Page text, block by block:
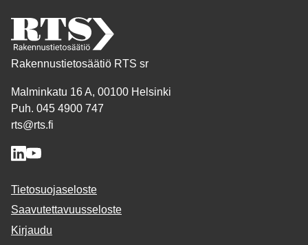
Rakennustietosäätiö RTS sr
Malminkatu 16 A, 00100 Helsinki
Puh. 045 4900 747
rts@rts.fi
Tietosuojaseloste
Saavutettavuusseloste
Kirjaudu